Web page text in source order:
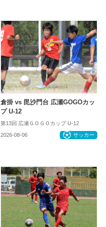
倉掛 vs 毘沙門台 広瀬GOGOカッ
プ U-12
第13回 広瀬ＧＯＧＯカップ U-12
2026-08-06 サッカー